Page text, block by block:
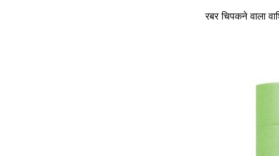
रबर चिपकने वाला